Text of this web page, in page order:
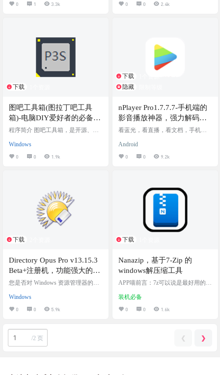
0 1 3.3k 0 0 2.4k
下载
图吧工具箱(图拉丁吧工具
箱)-电脑DIY爱好者的必备工
具合集
程序简介 图吧工具箱，是开源、免
集，专为所有计算机硬件极客、DIY
爱好者、各路大神及小白制作。集
成大量常见硬件检测、评分工具，
何捆绑强制安装行为，不写入注册
表，没有任何敏感目录及文件操
作，无任何诱导、孔吓、欺乍等操
作。绿色 · 提供7z压缩包，无需安
装、注册等复杂操作…
Windows
0 0 1.9k
下载
隐藏
nPlayer Pro1.7.7.7-手机端的
影音播放神器，强力解码播
放器，杜比音效解析，支持
看蓝光，看直播，看文档，手机端
Android
0 0 9.2k
下载
Directory Opus Pro v13.15.3
Beta+注册机，功能强大的文
件管理工具，可替代
最新版
您是否对 Windows 资源管理器的限
orer 的完全替代品，其功能比当今任
何其他文件管理器都要多得多。 软
制、移动、删除、更名、查找、搜
索、浏览、压缩、解压缩、分割、
合并、直接发送邮件、压缩后发送
Windows
0 0 5.9k
下载
Nanazip，基于7-Zip 的
windows解压缩工具
APP喵前言：7z可以说是最好用的wi
源，只是简陋的外观让很多人止
步。今天阿喵就给大家分享一个基
费，与 Windows11 能够很好的兼
装机必备
0 0 1.6k
/2 页 ❮ ❯